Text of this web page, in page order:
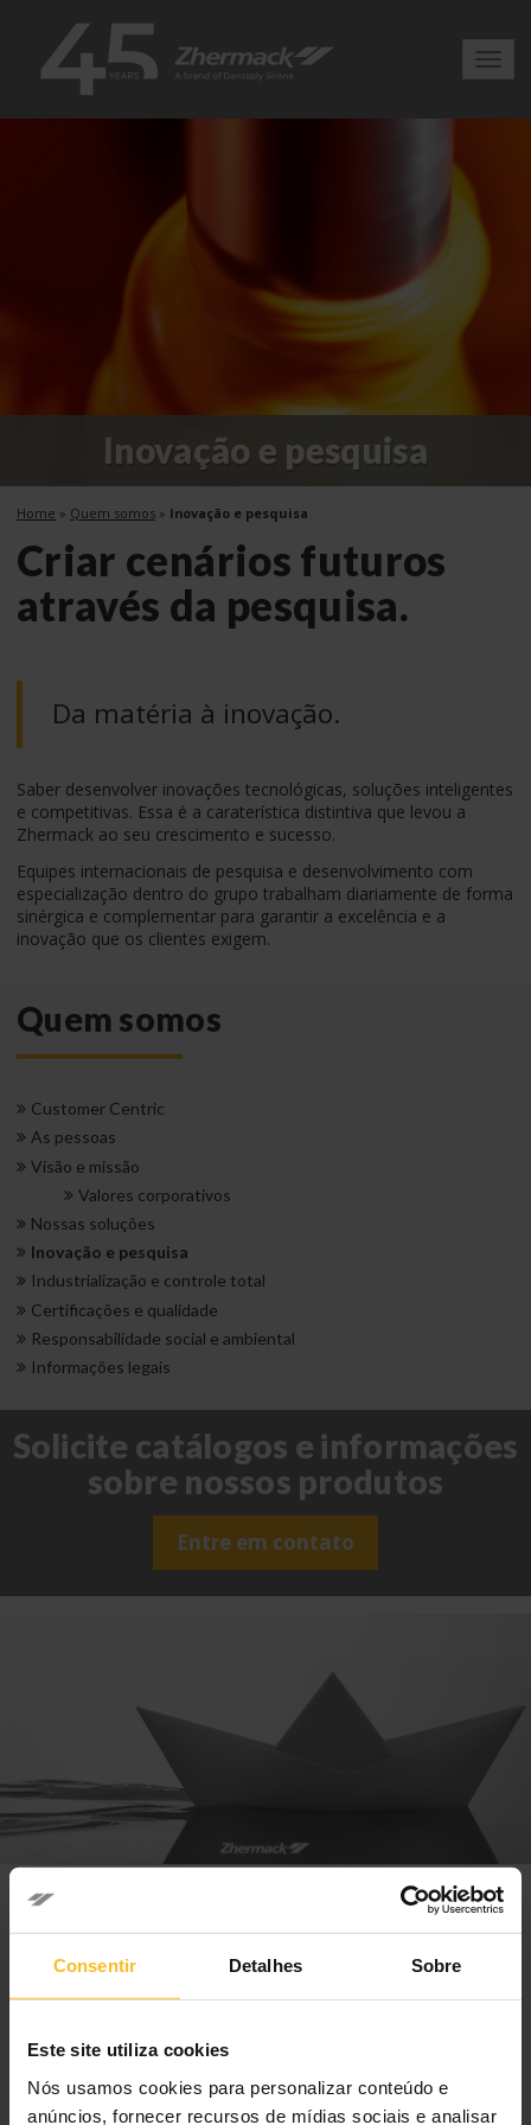
Consentir Detalhes Sobre
Este site utiliza cookies
Nós usamos cookies para personalizar conteúdo e
anúncios, fornecer recursos de mídias sociais e analisar
Inovação e pesquisa
Home » Quem somos » Inovação e pesquisa
Criar cenários futuros
através da pesquisa.
Da matéria à inovação.
Saber desenvolver inovações tecnológicas, soluções inteligentes
e competitivas. Essa é a caraterística distintiva que levou a
Zhermack ao seu crescimento e sucesso.
Equipes internacionais de pesquisa e desenvolvimento com
especialização dentro do grupo trabalham diariamente de forma
sinérgica e complementar para garantir a excelência e a
inovação que os clientes exigem.
Quem somos
Customer Centric
As pessoas
Visão e missão
Valores corporativos
Nossas soluções
Inovação e pesquisa
Industrialização e controle total
Certificações e qualidade
Responsabilidade social e ambiental
Informações legais
Solicite catálogos e informações
sobre nossos produtos
Entre em contato
Conformidade.
A Zhermack é um parceiro com o
qual você pode sempre ficar
tranquilo.